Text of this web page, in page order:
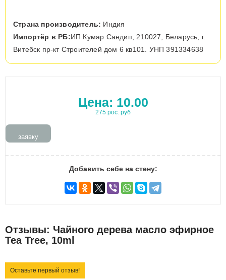
Страна производитель: Индия
Импортёр в РБ:ИП Кумар Сандип, 210027, Беларусь, г.
Витебск пр-кт Строителей дом 6 кв101. УНП 391334638
Цена: 10.00
275 рос. руб
заявку
Добавить себе на стену:
Отзывы: Чайного дерева масло эфирное
Tea Tree, 10ml
Оставьте первый отзыв!